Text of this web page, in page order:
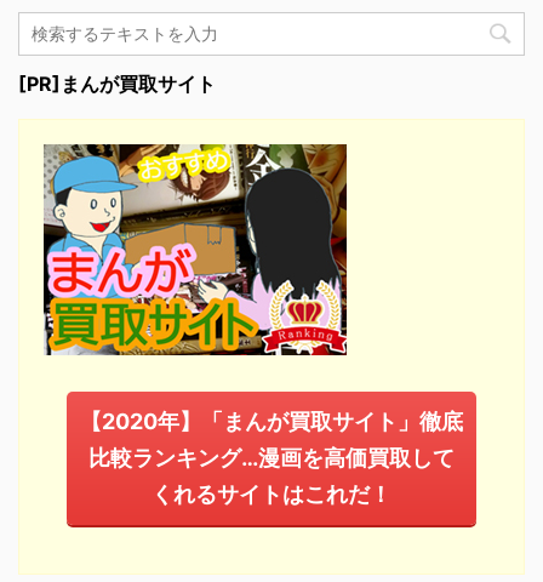
[PR]まんが買取サイト
【2020年】「まんが買取サイト」徹底
比較ランキング…漫画を高価買取して
くれるサイトはこれだ！